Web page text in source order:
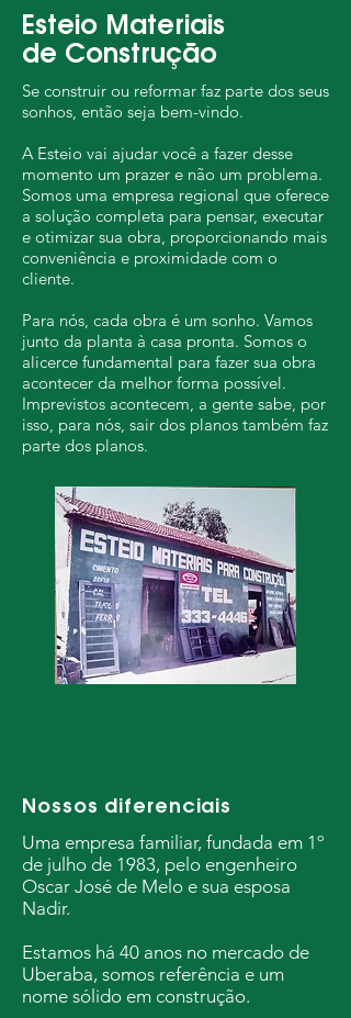
Esteio Materiais
de Construção
Se construir ou reformar faz parte dos seus
sonhos, então seja bem-vindo.
A Esteio vai ajudar você a fazer desse
momento um prazer e não um problema.
Somos uma empresa regional que oferece
a solução completa para pensar, executar
e otimizar sua obra, proporcionando mais
conveniência e proximidade com o
cliente.
Para nós, cada obra é um sonho. Vamos
junto da planta à casa pronta. Somos o
alicerce fundamental para fazer sua obra
acontecer da melhor forma possível.
Imprevistos acontecem, a gente sabe, por
isso, para nós, sair dos planos também faz
parte dos planos.
Nossos diferenciais
Uma empresa familiar, fundada em 1º
de julho de 1983, pelo engenheiro
Oscar José de Melo e sua esposa
Nadir.
Estamos há 40 anos no mercado de
Uberaba, somos referência e um
nome sólido em construção.